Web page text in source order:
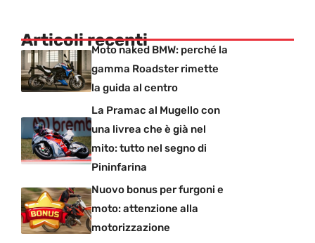
Articoli recentiMoto naked BMW: perché la
gamma Roadster rimette
la guida al centro
La Pramac al Mugello con
una livrea che è già nel
mito: tutto nel segno di
Pininfarina
Nuovo bonus per furgoni e
moto: attenzione alla
motorizzazione